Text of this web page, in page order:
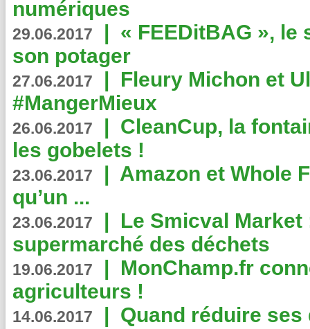
numériques
29.06.2017 | « FEEDitBAG », le
son potager
27.06.2017 | Fleury Michon et
#MangerMieux
26.06.2017 | CleanCup, la
les gobelets !
23.06.2017 | Amazon et Whole
qu’un ...
23.06.2017 | Le Smicval
supermarché des déchets
19.06.2017 | MonChamp.fr
agriculteurs !
14.06.2017 | Quand réduire